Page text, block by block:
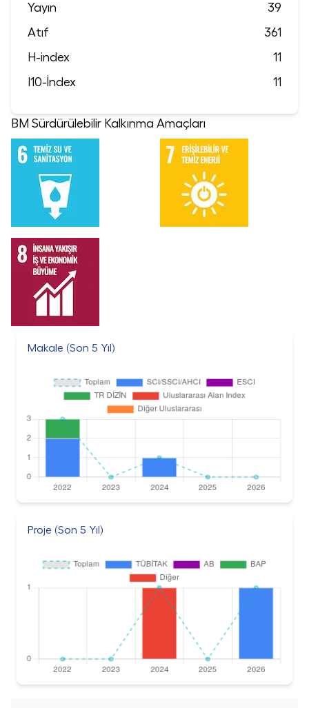
Yayın
39
Atıf
361
H-index
11
I10-İndex
11
BM Sürdürülebilir Kalkınma Amaçları
Makale (Son 5 Yıl)
Proje (Son 5 Yıl)